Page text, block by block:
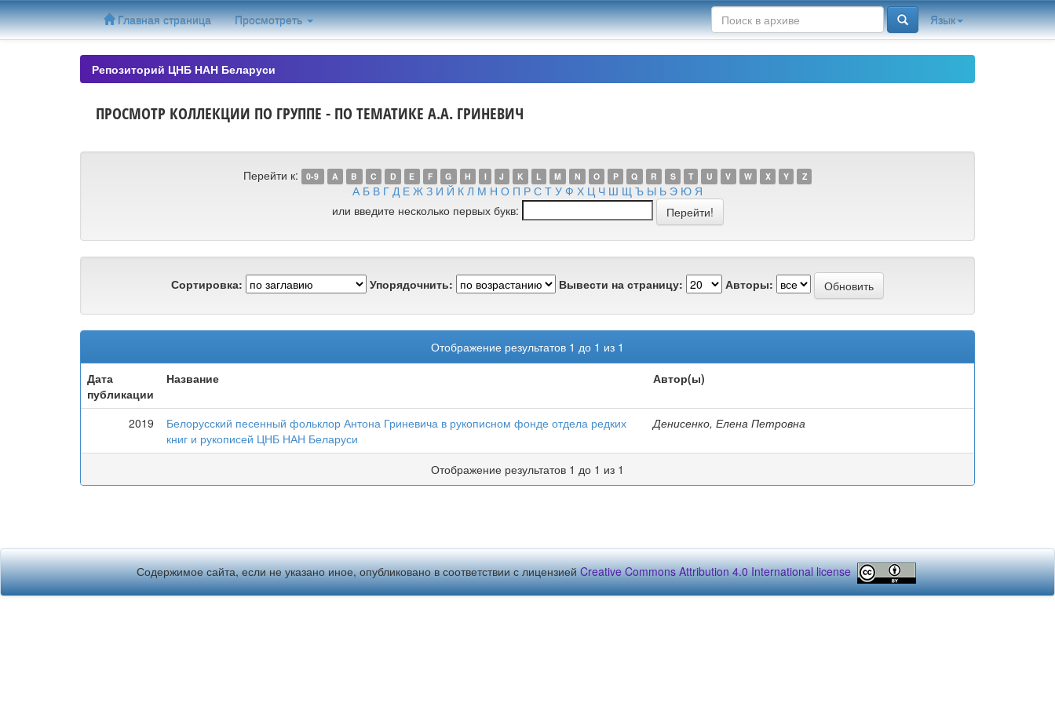
Skip
navigation
Главная страница Просмотреть Язык
Репозиторий ЦНБ НАН Беларуси
ПРОСМОТР КОЛЛЕКЦИИ ПО ГРУППЕ - ПО ТЕМАТИКЕ А.А. ГРИНЕВИЧ
Перейти к: 0-9 A B C D E F G H I J K L M N O P Q R S T U V W X Y Z
А Б В Г Д Е Ж З И Й К Л М Н О П Р С Т У Ф Х Ц Ч Ш Щ Ъ Ы Ь Э Ю Я
или введите несколько первых букв:
Сортировка: Упорядочнить: Вывести на страницу: Авторы:
Отображение результатов 1 до 1 из 1
Дата
публикации
Название Автор(ы)
2019
Белорусский песенный фольклор Антона Гриневича в рукописном фонде отдела редких
книг и рукописей ЦНБ НАН Беларуси
Денисенко, Елена Петровна
Отображение результатов 1 до 1 из 1
Содержимое сайта, если не указано иное, опубликовано в соответствии с лицензиейCreative Commons Attribution 4.0 International license